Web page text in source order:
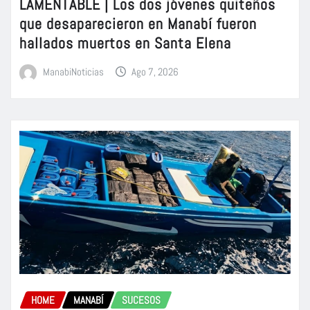
LAMENTABLE | Los dos jóvenes quiteños
que desaparecieron en Manabí fueron
hallados muertos en Santa Elena
ManabiNoticias Ago 7, 2026
HOME MANABÍ SUCESOS